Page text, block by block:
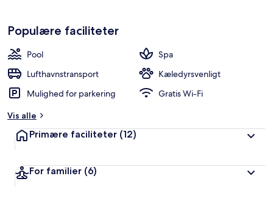
Populære faciliteter
Pool
Spa
Lufthavnstransport
Kæledyrsvenligt
Mulighed for parkering
Gratis Wi-Fi
Vis alle
Primære faciliteter (12)
For familier (6)